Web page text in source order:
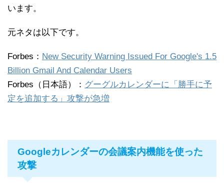
います。
元ネタは以下です。
Forbes： New Security Warning Issued For Google's 1.5
Billion Gmail And Calendar Users
Forbes（日本語）： グーグルカレンダーに「勝手に予
定を追加する」攻撃が急増
Googleカレンダーの会議案内機能を使った
攻撃